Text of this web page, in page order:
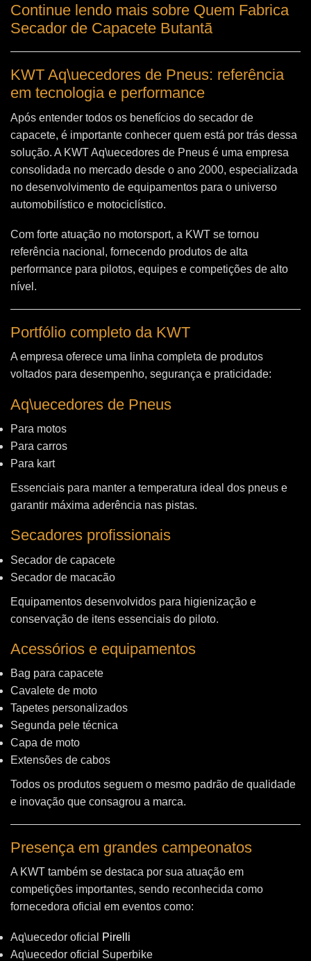
Continue lendo mais sobre Quem Fabrica
Secador de Capacete Butantã
KWT Aq\uecedores de Pneus: referência
em tecnologia e performance
Após entender todos os benefícios do secador de
capacete, é importante conhecer quem está por trás dessa
solução. A KWT Aq\uecedores de Pneus é uma empresa
consolidada no mercado desde o ano 2000, especializada
no desenvolvimento de equipamentos para o universo
automobilístico e motociclístico.
Com forte atuação no motorsport, a KWT se tornou
referência nacional, fornecendo produtos de alta
performance para pilotos, equipes e competições de alto
nível.
Portfólio completo da KWT
A empresa oferece uma linha completa de produtos
voltados para desempenho, segurança e praticidade:
Aq\uecedores de Pneus
Para motos
Para carros
Para kart
Essenciais para manter a temperatura ideal dos pneus e
garantir máxima aderência nas pistas.
Secadores profissionais
Secador de capacete
Secador de macacão
Equipamentos desenvolvidos para higienização e
conservação de itens essenciais do piloto.
Acessórios e equipamentos
Bag para capacete
Cavalete de moto
Tapetes personalizados
Segunda pele técnica
Capa de moto
Extensões de cabos
Todos os produtos seguem o mesmo padrão de qualidade
e inovação que consagrou a marca.
Presença em grandes campeonatos
A KWT também se destaca por sua atuação em
competições importantes, sendo reconhecida como
fornecedora oficial em eventos como:
Aq\uecedor oficial
Pirelli
Aq\uecedor oficial Superbike